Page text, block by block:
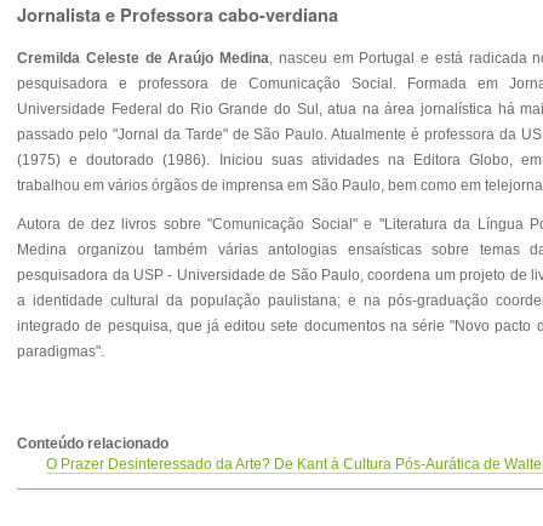
Jornalista e Professora cabo-verdiana
Cremilda Celeste de Araújo Medina , nasceu em Portugal e está radicada
pesquisadora e professora de Comunicação Social. Formada em
Universidade Federal do Rio Grande do Sul, atua na área jornalística há
passado pelo "Jornal da Tarde" de São Paulo. Atualmente é professora da
(1975) e doutorado (1986). Iniciou suas atividades na Editora Globo,
trabalhou em vários órgãos de imprensa em São Paulo, bem como em
Autora de dez livros sobre "Comunicação Social" e "Literatura da Língua
Medina organizou também várias antologias ensaísticas sobre temas
pesquisadora da USP - Universidade de São Paulo, coordena um projeto de
a identidade cultural da população paulistana; e na pós-graduação
integrado de pesquisa, que já editou sete documentos na série "Novo pacto
paradigmas".
Conteúdo relacionado
O Prazer Desinteressado da Arte? De Kant à Cultura Pós-Aurática de